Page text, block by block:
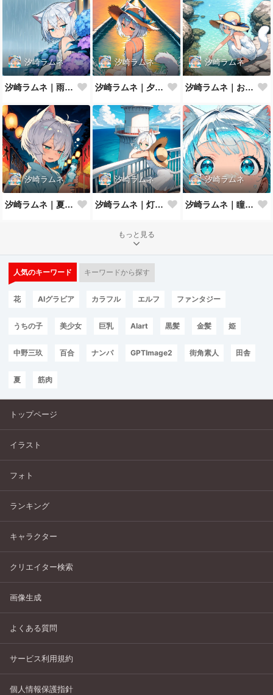
汐崎ラムネ
汐崎ラムネ｜雨やどり
汐崎ラムネ
汐崎ラムネ｜夕暮れの防波堤
汐崎ラムネ
汐崎ラムネ｜およげない猫っ子
汐崎ラムネ
汐崎ラムネ｜夏祭りの夜
汐崎ラムネ
汐崎ラムネ｜灯台の風
汐崎ラムネ
汐崎ラムネ｜瞳にうつる夏の海
もっと見る
人気のキーワード キーワードから探す
花 AIグラビア カラフル エルフ ファンタジー
うちの子 美少女 巨乳 AIart 黒髪 金髪 姫
中野三玖 百合 ナンパ GPTImage2 街角素人 田舎
夏 筋肉
トップページ
イラスト
フォト
ランキング
キャラクター
クリエイター検索
画像生成
よくある質問
サービス利用規約
個人情報保護指針